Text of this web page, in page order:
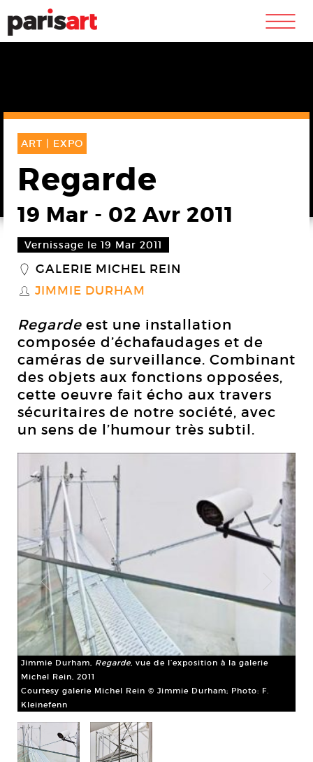
m
ART | EXPO
Regarde
19 Mar - 02 Avr 2011
Vernissage le 19 Mar 2011
_ GALERIE MICHEL REIN
S JIMMIE DURHAM
Regarde est une installation
composée d’échafaudages et de
caméras de surveillance. Combinant
des objets aux fonctions opposées,
cette oeuvre fait écho aux travers
sécuritaires de notre société, avec
un sens de l’humour très subtil.
Jimmie Durham, Regarde , vue de l’exposition à la galerie
Michel Rein, 2011
Courtesy galerie Michel Rein © Jimmie Durham; Photo: F.
Kleinefenn